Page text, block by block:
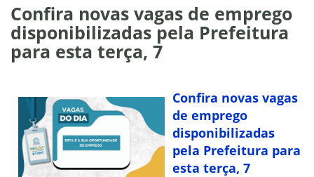
Confira novas vagas de emprego
disponibilizadas pela Prefeitura
para esta terça, 7
Confira novas vagas
de emprego
disponibilizadas
pela Prefeitura para
esta terça, 7